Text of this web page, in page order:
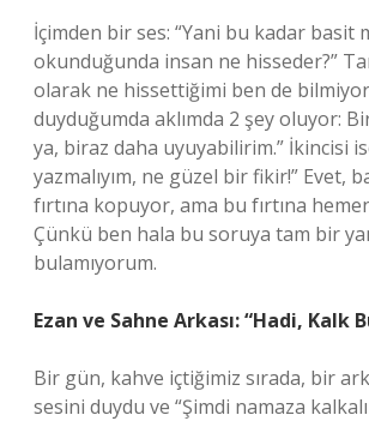
İçimden bir ses: “Yani bu kadar basit
okunduğunda insan ne hisseder?”
olarak ne hissettiğimi ben de
duyduğumda aklımda 2 şey oluyor:
ya, biraz daha uyuyabilirim.” İkincisi
yazmalıyım, ne güzel bir fikir!” Evet,
fırtına kopuyor, ama bu fırtına
Çünkü ben hala bu soruya tam bir
bulamıyorum.
Ezan ve Sahne Arkası: “Hadi, Kalk
Bir gün, kahve içtiğimiz sırada, bir
sesini duydu ve “Şimdi namaza